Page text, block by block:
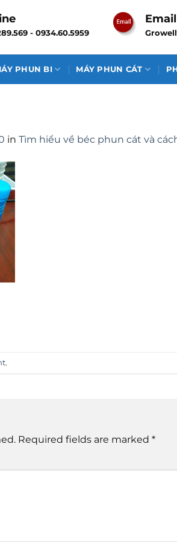
- 0934.60.5959
Email
PHUN BI MÁY PHUN CÁT
in Tìm hiểu về béc phun cát và
.
Required fields are marked *